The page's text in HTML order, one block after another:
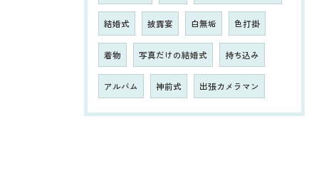
結婚式 披露宴 白無垢 色打掛
着物 写真だけの結婚式 持ち込み
アルバム 神前式 出張カメラマン